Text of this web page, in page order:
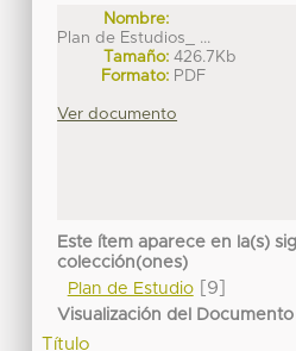
Nombre:
Plan de Estudios_ ...
Tamaño: 426.7Kb
Formato: PDF
Ver documento
Este ítem aparece en la(s)
colección(ones)
Plan de Estudio[9]
Visualización del Documento
Título